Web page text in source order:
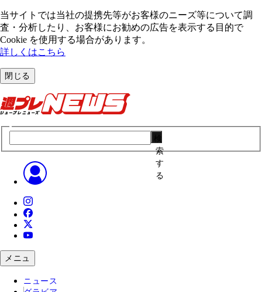
当サイトでは当社の提携先等がお客様のニーズ等について調
査・分析したり、お客様にお勧めの広告を表⽰する⽬的で
Cookie を使⽤する場合があります。
詳しくはこちら
閉じる
索
す
る
メニュ
ニュース